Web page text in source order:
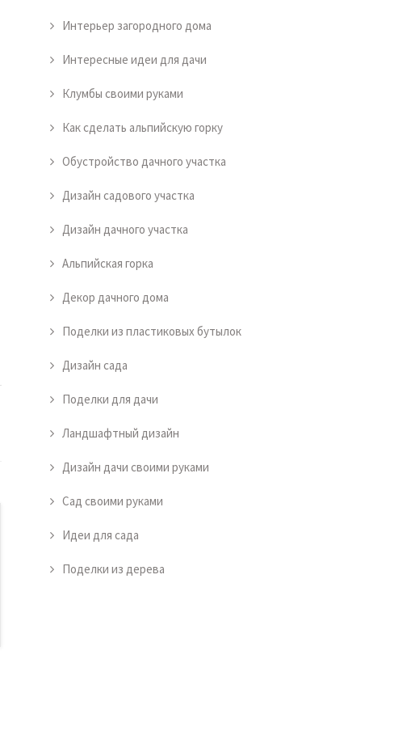
Интерьер загородного дома
Интересные идеи для дачи
Клумбы своими руками
Как сделать альпийскую горку
Обустройство дачного участка
Дизайн садового участка
Дизайн дачного участка
Альпийская горка
Декор дачного дома
Поделки из пластиковых бутылок
Дизайн сада
Поделки для дачи
Ландшафтный дизайн
Дизайн дачи своими руками
Сад своими руками
Идеи для сада
Поделки из дерева